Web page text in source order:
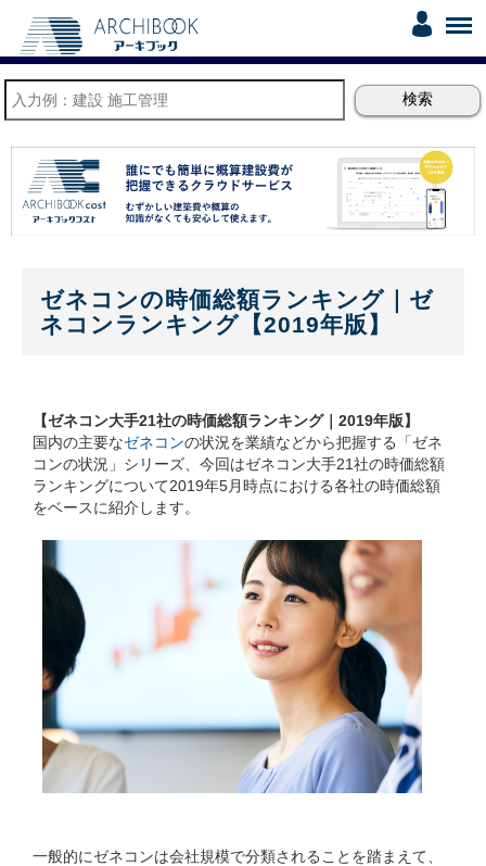
ゼネコンの時価総額ランキング｜ゼ
ネコンランキング【2019年版】
【ゼネコン大手21社の時価総額ランキング｜2019年版】
国内の主要なゼネコンの状況を業績などから把握する「ゼネ
コンの状況」シリーズ、今回はゼネコン大手21社の時価総額
ランキングについて2019年5月時点における各社の時価総額
をベースに紹介します。
一般的にゼネコンは会社規模で分類されることを踏まえて、